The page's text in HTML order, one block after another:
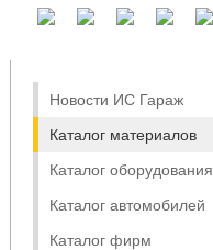
Новости ИС Гараж
Каталог материалов
Каталог оборудования
Каталог автомобилей
Каталог фирм